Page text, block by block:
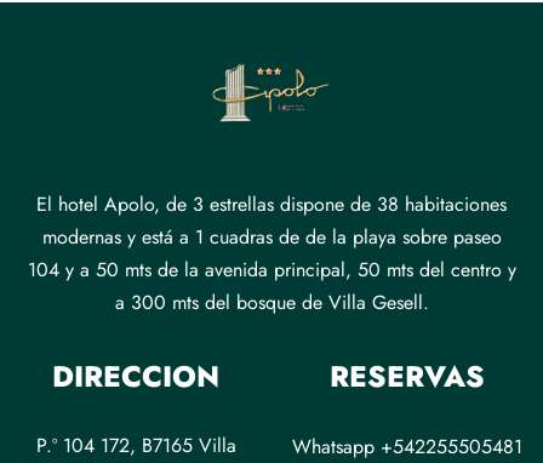
El hotel Apolo, de 3 estrellas dispone de 38 habitaciones
modernas y está a 1 cuadras de de la playa sobre paseo
104 y a 50 mts de la avenida principal, 50 mts del centro y
a 300 mts del bosque de Villa Gesell.
DIRECCION
P.º 104 172, B7165 Villa
RESERVAS
Whatsapp +542255505481